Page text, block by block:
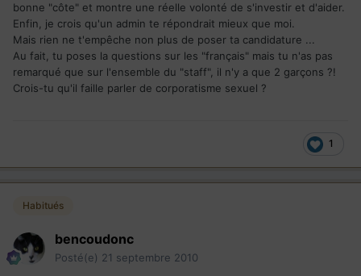
bonne "côte" et montre une réelle volonté de s'investir et d'aider.
Enfin, je crois qu'un admin te répondrait mieux que moi.
Mais rien ne t'empêche non plus de poser ta candidature ...
Au fait, tu poses la questions sur les "français" mais tu n'as pas
remarqué que sur l'ensemble du "staff", il n'y a que 2 garçons ?!
Crois-tu qu'il faille parler de corporatisme sexuel ?
1
Habitués
bencoudonc
Posté(e) 21 septembre 2010